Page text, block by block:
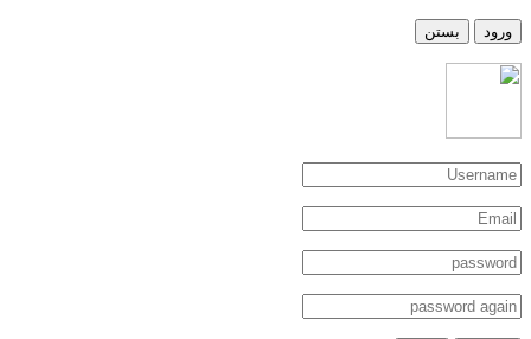
ورود بستن